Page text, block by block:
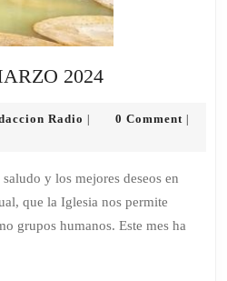
2024SAL
MARZO
Radio Radaccion
| 0 Comment |
que la Iglesia nos permite
grupos humanos. Este mes ha